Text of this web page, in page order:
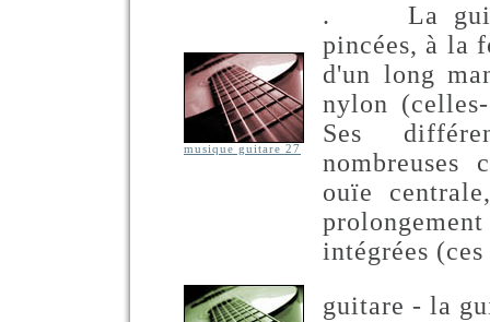
musique guitare 27
. La
pincées, à la
d'un long
nylon
Ses
nombreuses
ouïe
intégrées
guitare - la